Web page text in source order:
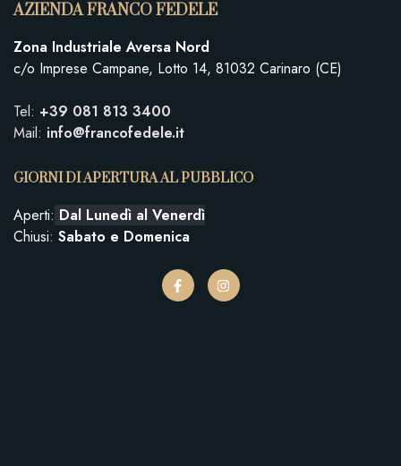
AZIENDA FRANCO FEDELE
Zona Industriale Aversa Nord
c/o Imprese Campane, Lotto 14, 81032 Carinaro (CE)
Tel: +39 081 813 3400
Mail: info@francofedele.it
GIORNI DI APERTURA AL PUBBLICO
Aperti: Dal Lunedì al Venerdì
Chiusi: Sabato e Domenica